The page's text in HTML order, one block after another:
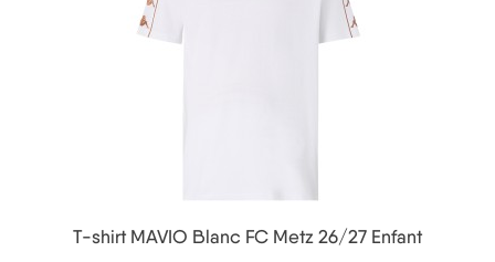
T-shirt MAVIO Blanc FC Metz 26/27 Enfant